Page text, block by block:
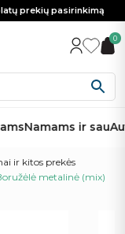
prekių pasirinkimą
0
Namams ir sau
ir kitos prekės
metalinė (mix)